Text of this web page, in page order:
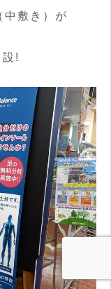
中敷き）が
!